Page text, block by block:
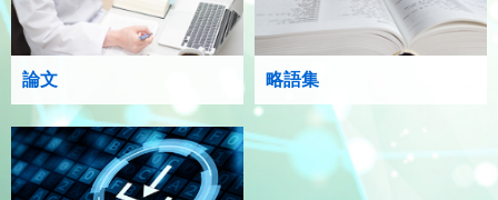
論文 略語集